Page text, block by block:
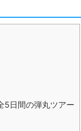
5日間の弾丸ツアー